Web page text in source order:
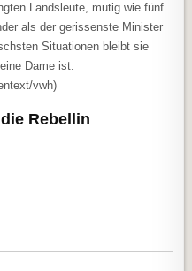
Landsleute, mutig wie fünf
als der gerissenste Minister
Situationen bleibt sie
Dame ist.
vwh)
Rebellin